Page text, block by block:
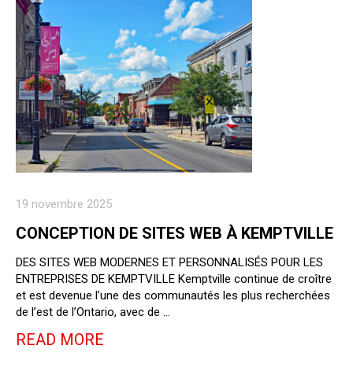
19 novembre 2025
CONCEPTION DE SITES WEB À KEMPTVILLE
DES SITES WEB MODERNES ET PERSONNALISÉS POUR LES
ENTREPRISES DE KEMPTVILLE Kemptville continue de croître
et est devenue l’une des communautés les plus recherchées
de l’est de l’Ontario, avec de …
READ MORE